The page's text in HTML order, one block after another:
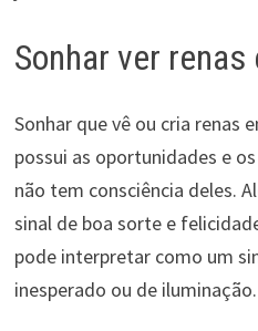
Sonhar ver renas
Sonhar que vê ou cria renas
possui as oportunidades e
não tem consciência deles.
sinal de boa sorte e
pode interpretar como um
inesperado ou de iluminação.